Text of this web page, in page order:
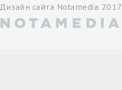
Дизайн сайта Notamedia 2017